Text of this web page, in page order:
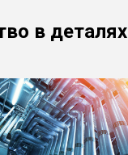
в деталях